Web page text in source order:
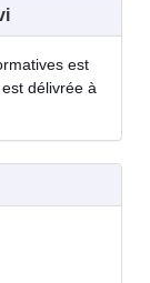
est
délivrée à